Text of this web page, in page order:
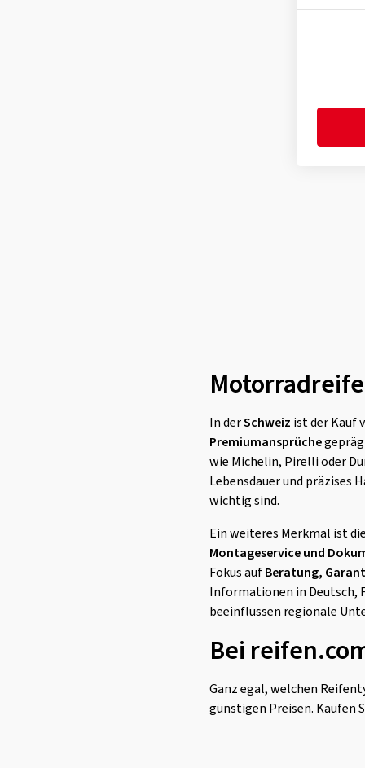
In derSchweiz ist der Kauf
Premiumansprüche
wie Michelin, Pirelli oder
Lebensdauer und präzises
wichtig sind.
Ein weiteres Merkmal ist
Montageservice und
Fokus aufBeratung,
Informationen in Deutsch,
beeinflussen regionale
Bei
Ganz egal, welchen
günstigen Preisen. Kaufen